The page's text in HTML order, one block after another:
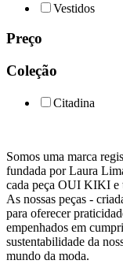
Vestidos
Preço
Coleção
Citadina
Somos uma marca
fundada por Laura
cada peça OUI KIKI e
As nossas peças -
para oferecer
empenhados em
sustentabilidade da
mundo da moda.